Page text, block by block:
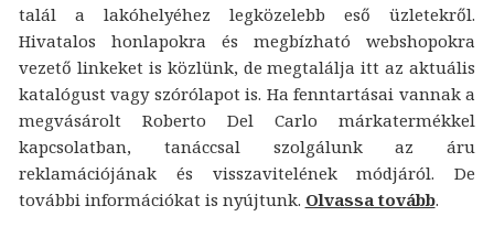
talál a lakóhelyéhez legközelebb eső üzletekről.
Hivatalos honlapokra és megbízható webshopokra
vezető linkeket is közlünk, de megtalálja itt az aktuális
katalógust vagy szórólapot is. Ha fenntartásai vannak a
megvásárolt Roberto Del Carlo márkatermékkel
kapcsolatban, tanáccsal szolgálunk az áru
reklamációjának és visszavitelének módjáról. De
további információkat is nyújtunk. Olvassa tovább.